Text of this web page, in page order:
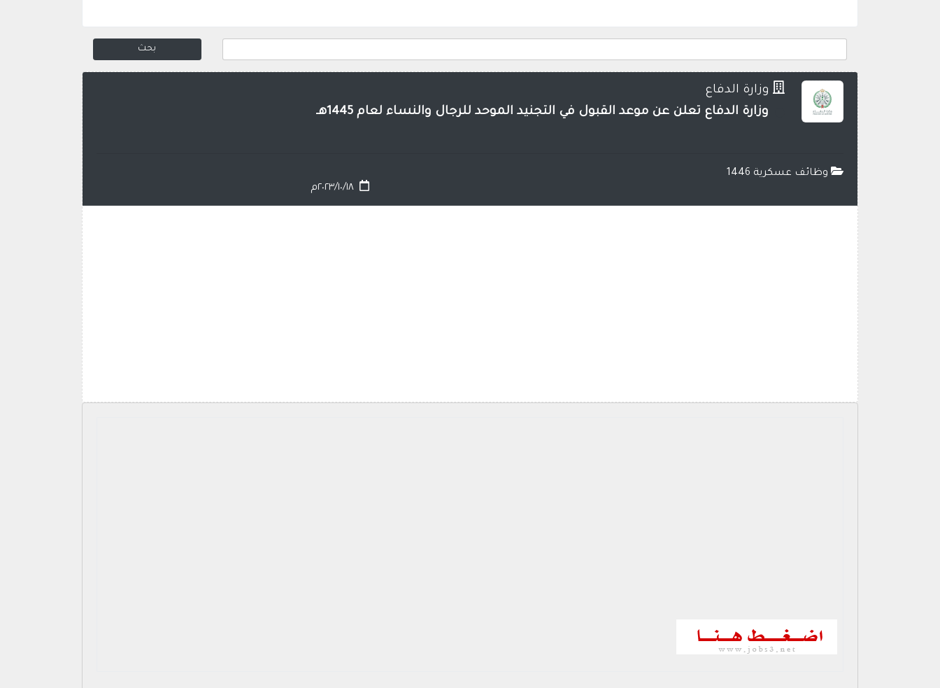
وزارة الدفاع
وزارة الدفاع تعلن عن موعد القبول في التجنيد الموحد للرجال والنساء لعام 1445هـ
وظائف عسكرية 1446
٢٠٢٣/١٠/١٨م